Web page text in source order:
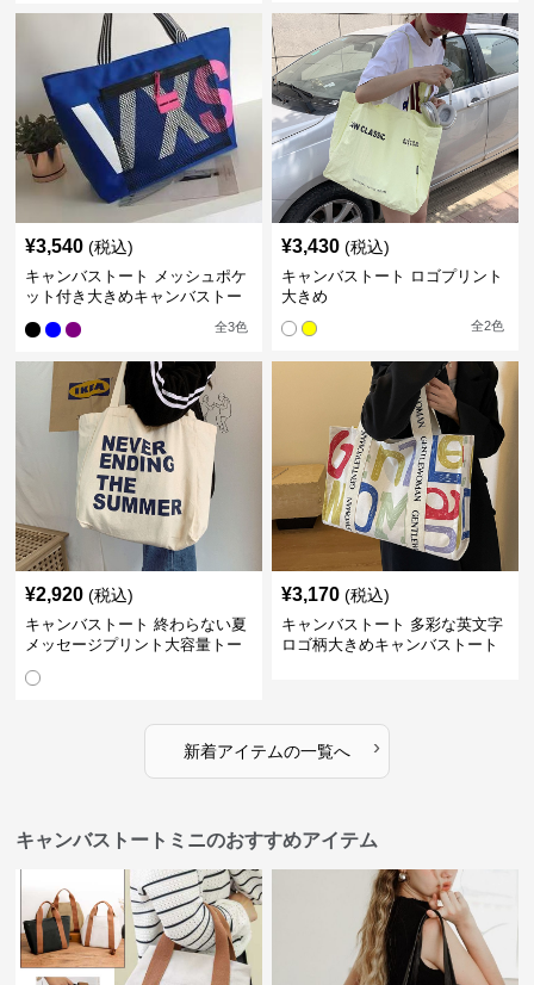
¥3,540 (税込)
キャンバストート メッシュポケ
ット付き大きめキャンバストー
全3色
¥3,430 (税込)
キャンバストート ロゴプリント
大きめ
全2色
¥2,920 (税込)
キャンバストート 終わらない夏
メッセージプリント大容量トー
¥3,170 (税込)
キャンバストート 多彩な英文字
ロゴ柄大きめキャンバストート
新着アイテムの一覧へ ›
キャンバストートミニのおすすめアイテム